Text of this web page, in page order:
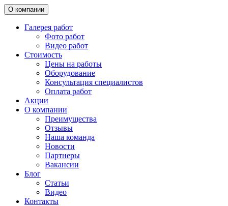
О компании
Галерея работ
Фото работ
Видео работ
Стоимость
Цены на работы
Оборудование
Консультация специалистов
Оплата работ
Акции
О компании
Преимущества
Отзывы
Наша команда
Новости
Партнеры
Вакансии
Блог
Статьи
Видео
Контакты